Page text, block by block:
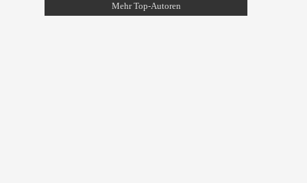
Mehr Top-Autoren